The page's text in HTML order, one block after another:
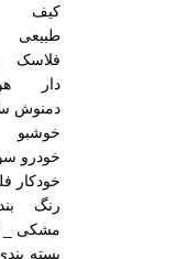
کیف
طبیعی
فلاسک
دار
دمنوش
خوشبو
خودرو
خودکار
رنگ
مشکی _
بسته